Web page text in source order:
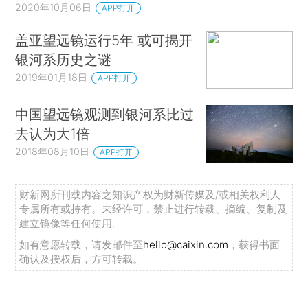
2020年10月06日 APP打开
盖亚望远镜运行5年 或可揭开
银河系历史之谜
2019年01月18日 APP打开
中国望远镜观测到银河系比过
去认为大1倍
2018年08月10日 APP打开
财新网所刊载内容之知识产权为财新传媒及/或相关权利人
专属所有或持有。未经许可，禁止进行转载、摘编、复制及
建立镜像等任何使用。
如有意愿转载，请发邮件至hello@caixin.com ，获得书面
确认及授权后，方可转载。